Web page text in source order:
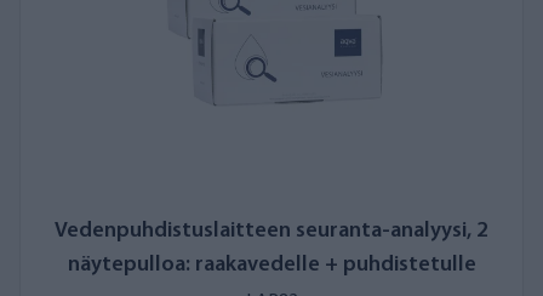
Vedenpuhdistuslaitteen seuranta-analyysi, 2
näytepulloa: raakavedelle + puhdistetulle